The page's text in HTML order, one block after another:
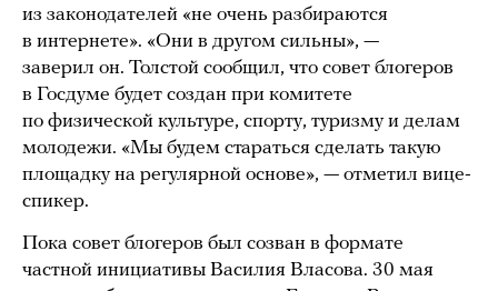
из законодателей «не очень разбираются
в интернете». «Они в другом сильны», —
заверил он. Толстой сообщил, что совет блогеров
в Госдуме будет создан при комитете
по физической культуре, спорту, туризму и делам
молодежи. «Мы будем стараться сделать такую
площадку на регулярной основе», — отметил вице-
спикер.
Пока совет блогеров был созван в формате
частной инициативы Василия Власова. 30 мая